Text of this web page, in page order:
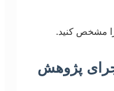
مشخص کنید.
پژوهش